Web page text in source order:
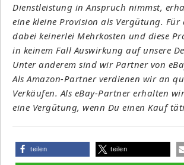
Dienstleistung in Anspruch nimmst,
eine kleine Provision als Vergütung. Für
dabei keinerlei Mehrkosten und diese
in keinem Fall Auswirkung auf unsere
Unter anderem sind wir Partner von
Als Amazon-Partner verdienen wir an
Verkäufen. Als eBay-Partner erhalten
eine Vergütung, wenn Du einen Kauf
teilen teilen